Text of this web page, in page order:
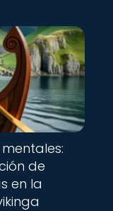
de
en la